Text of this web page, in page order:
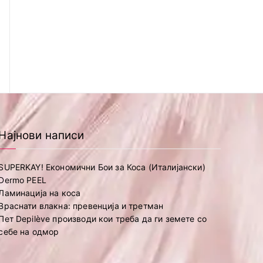
написи
Економични Бои за Коса (Италијански)
PEEL
на коса
влакна: превенција и третман
Depilève производи кои треба да ги земете со
на одмор